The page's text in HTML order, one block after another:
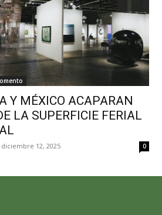
Y MÉXICO ACAPARAN
LA SUPERFICIE FERIAL
diciembre 12, 2025 0